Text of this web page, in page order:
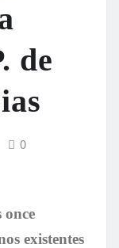
de
0
once
existentes